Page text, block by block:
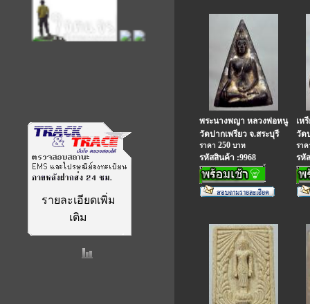
รายละเอียดเพิ่ม
เติม
พระนางพญา หลวงพ่อหนู
วัดปากเพรียว จ.สระบุรี
ราคา 250 บาท
รหัสสินค้า :9968
เห
วัด
รา
รหั